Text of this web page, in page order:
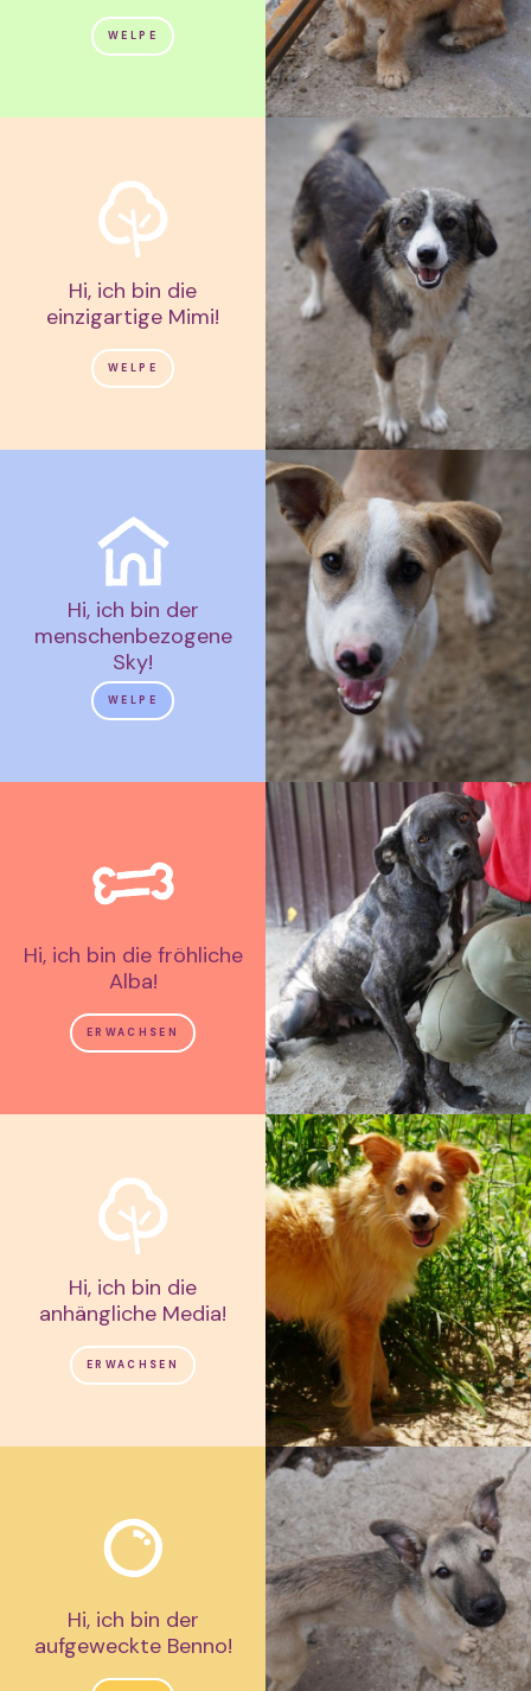
WELPE
Hi, ich bin die
einzigartige Mimi!
WELPE
Hi, ich bin der
menschenbezogene
Sky!
WELPE
Hi, ich bin die fröhliche
Alba!
ERWACHSEN
Hi, ich bin die
anhängliche Media!
ERWACHSEN
Hi, ich bin der
aufgeweckte Benno!